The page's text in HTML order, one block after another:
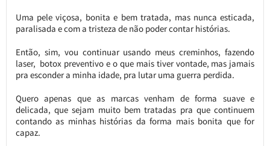
Uma pele viçosa, bonita e bem tratada, mas nunca esticada,
paralisada e com a tristeza de não poder contar histórias.
Então, sim, vou continuar usando meus creminhos, fazendo
laser, botox preventivo e o que mais tiver vontade, mas jamais
pra esconder a minha idade, pra lutar uma guerra perdida.
Quero apenas que as marcas venham de forma suave e
delicada, que sejam muito bem tratadas pra que continuem
contando as minhas histórias da forma mais bonita que for
capaz.